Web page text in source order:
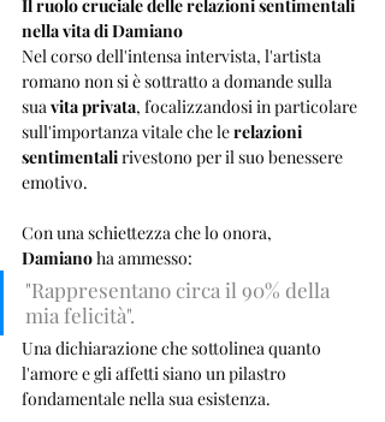
Il ruolo cruciale delle relazioni sentimentali
nella vita di Damiano
Nel corso dell'intensa intervista, l'artista
romano non si è sottratto a domande sulla
sua vita privata, focalizzandosi in particolare
sull'importanza vitale che le relazioni
sentimentali rivestono per il suo benessere
emotivo.
Con una schiettezza che lo onora,
Damiano ha ammesso:
"Rappresentano circa il 90% della
mia felicità".
Una dichiarazione che sottolinea quanto
l'amore e gli affetti siano un pilastro
fondamentale nella sua esistenza.